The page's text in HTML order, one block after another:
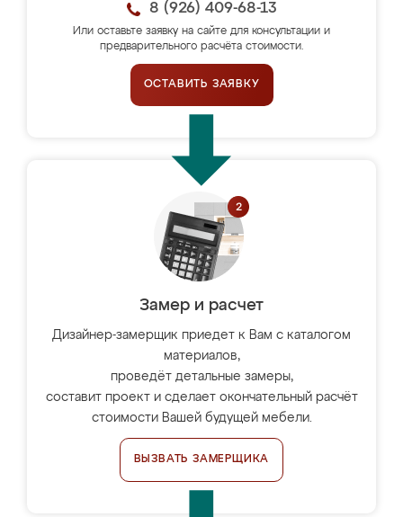
8 (926) 409-68-13
Или оставьте заявку на сайте для консультации и
предварительного расчёта стоимости.
ОСТАВИТЬ ЗАЯВКУ
Замер и расчет
Дизайнер-замерщик приедет к Вам с каталогом
материалов,
проведёт детальные замеры,
составит проект и сделает окончательный расчёт
стоимости Вашей будущей мебели.
ВЫЗВАТЬ ЗАМЕРЩИКА